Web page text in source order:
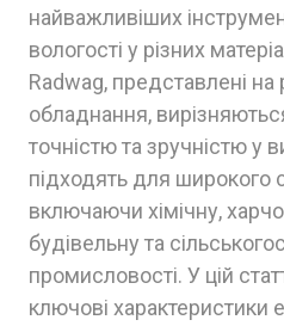
найважливіших
вологості у різних
Radwag, представлені
обладнання,
точністю та зручністю у
підходять для широкого
включаючи хімічну,
будівельну та
промисловості. У цій
ключові характеристики